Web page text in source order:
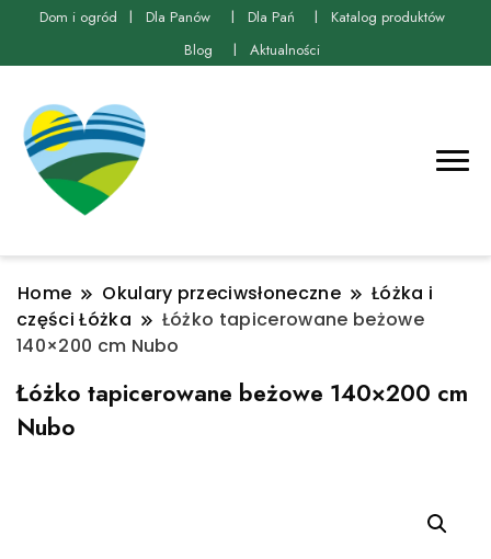
Dom i ogród Dla Panów Dla Pań
Katalog produktów
Blog
Aktualności
Home Okulary przeciwsłoneczne
Łóżka i
części Łóżka
Łóżko tapicerowane beżowe
140×200 cm Nubo
Łóżko tapicerowane beżowe 140×200 cm
Nubo